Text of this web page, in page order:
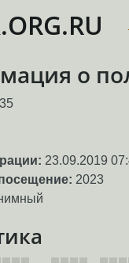
о
23.09.2019
2023